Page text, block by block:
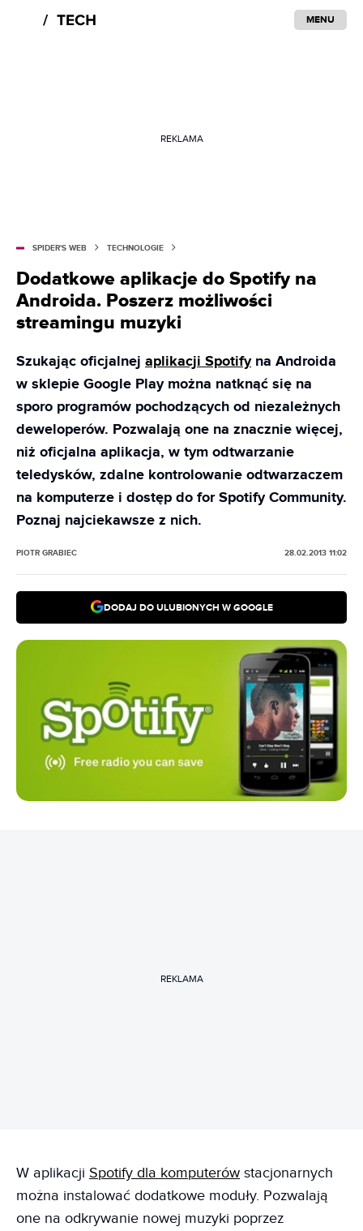
MENU
REKLAMA
SPIDER'S WEB TECHNOLOGIE
Dodatkowe aplikacje do Spotify na
Androida. Poszerz możliwości
streamingu muzyki
Szukając oficjalnej aplikacji Spotifyna Androida
w sklepie Google Play można natknąć się na
sporo programów pochodzących od niezależnych
deweloperów. Pozwalają one na znacznie więcej,
niż oficjalna aplikacja, w tym odtwarzanie
teledysków, zdalne kontrolowanie odtwarzaczem
na komputerze i dostęp do for Spotify Community.
Poznaj najciekawsze z nich.
PIOTR GRABIEC 28.02.2013 11:02
DODAJ DO ULUBIONYCH W GOOGLE
REKLAMA
W aplikacji Spotify dla komputerów stacjonarnych
można instalować dodatkowe moduły. Pozwalają
one na odkrywanie nowej muzyki poprzez